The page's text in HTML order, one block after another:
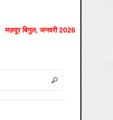
मज़दूर बिगुल, जनवरी 2026